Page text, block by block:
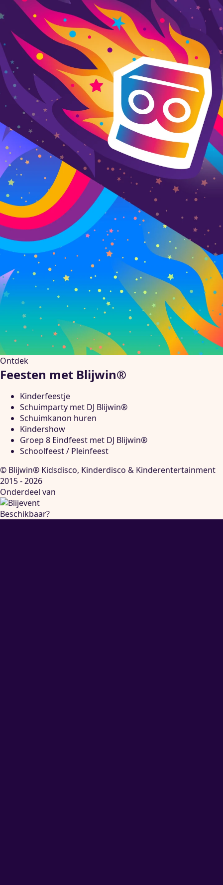
Ontdek
Feesten met Blijwin®
Kinderfeestje
Schuimparty met DJ Blijwin®
Schuimkanon huren
Kindershow
Groep 8 Eindfeest met DJ Blijwin®
Schoolfeest / Pleinfeest
© Blijwin® Kidsdisco, Kinderdisco & Kinderentertainment
2015 - 2026
Onderdeel van
Beschikbaar?